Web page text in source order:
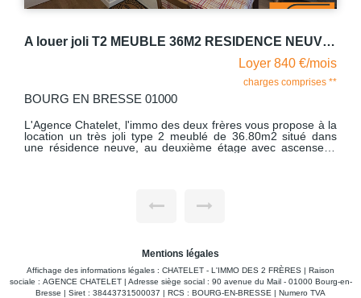
A louer à cinq minutes de la gare type 4 pièce(s) 73.57 m2 ) BOURG EN BRESSE
Loyer 820 €/mois
charges comprises **
BOURG EN BRESSE 01000
L'Agence Chatelet, l'immo des deux frères vous propose à la
location un bel appartement lumineux de 73.57 m3 situé au
2ème étage de la copropriété "Le Corneille". Situé dans un
de bains et WC indépendant, un balcon donnant sur les
collectif au gaz - L'eau chaude est produite par un cumulus
électrique. Des travaux de réfection de la toiture et isolation
de la toiture ont été votés ce qui ne pourra qu'être source de
confort. Libre au 23 Octobre 2026
Mentions légales
Affichage des informations légales : CHATELET - L'IMMO DES 2 FRÈRES | Raison
sociale : AGENCE CHATELET | Adresse siège social : 90 avenue du Mail - 01000 Bourg-en-
Bresse | Siret : 38443731500037 | RCS : BOURG-EN-BRESSE | Numero TVA